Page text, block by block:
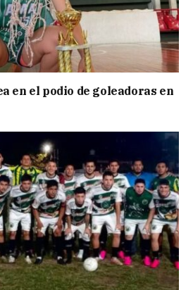
en el podio de goleadoras en